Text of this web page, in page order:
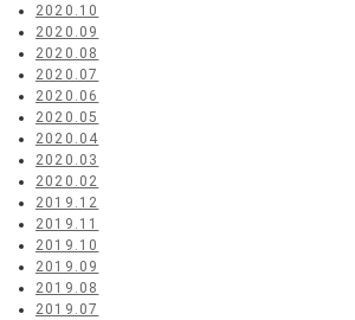
2020.10
2020.09
2020.08
2020.07
2020.06
2020.05
2020.04
2020.03
2020.02
2019.12
2019.11
2019.10
2019.09
2019.08
2019.07